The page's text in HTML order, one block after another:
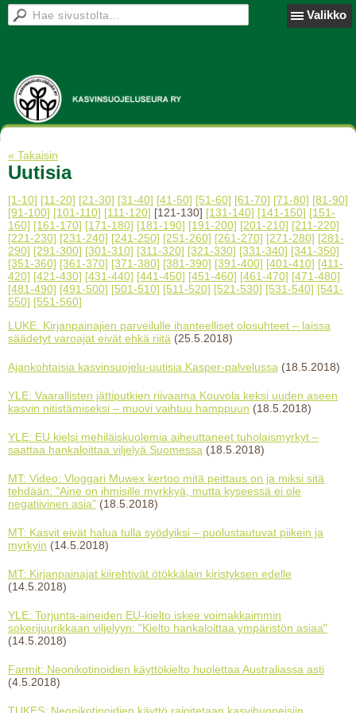
Valikko
« Takaisin
Uutisia
[1-10] [11-20] [21-30] [31-40] [41-50] [51-60] [61-70] [71-80] [81-90]
[91-100] [101-110] [111-120] [121-130] [131-140] [141-150] [151-
160] [161-170] [171-180] [181-190] [191-200] [201-210] [211-220]
[221-230] [231-240] [241-250] [251-260] [261-270] [271-280] [281-
290] [291-300] [301-310] [311-320] [321-330] [331-340] [341-350]
[351-360] [361-370] [371-380] [381-390] [391-400] [401-410] [411-
420] [421-430] [431-440] [441-450] [451-460] [461-470] [471-480]
[481-490] [491-500] [501-510] [511-520] [521-530] [531-540] [541-
550] [551-560]
LUKE: Kirjanpainajien parveilulle ihanteelliset olosuhteet – laissa
säädetyt varoajat eivät ehkä riitä (25.5.2018)
Ajankohtaisia kasvinsuojelu-uutisia Kasper-palvelussa (18.5.2018)
YLE: Vaarallisten jättiputkien riivaama Kouvola keksi uuden aseen
kasvin nitistämiseksi – muovi vaihtuu hamppuun (18.5.2018)
YLE: EU kielsi mehiläiskuolemia aiheuttaneet tuholaismyrkyt –
saattaa hankaloittaa viljelyä Suomessa (18.5.2018)
MT: Video: Vloggari Muwex kertoo mitä peittaus on ja miksi sitä
tehdään: "Aine on ihmisille myrkkyä, mutta kyseessä ei ole
negatiivinen asia" (18.5.2018)
MT: Kasvit eivät halua tulla syödyiksi – puolustautuvat piikein ja
myrkyin (14.5.2018)
MT: Kirjanpainajat kiirehtivät ötökkälain kiristyksen edelle
(14.5.2018)
YLE: Torjunta-aineiden EU-kielto iskee voimakkaimmin
sokerijuurikkaan viljelyyn: "Kielto hankaloittaa ympäristön asiaa"
(14.5.2018)
Farmit: Neonikotinoidien käyttökielto huolettaa Australiassa asti
(4.5.2018)